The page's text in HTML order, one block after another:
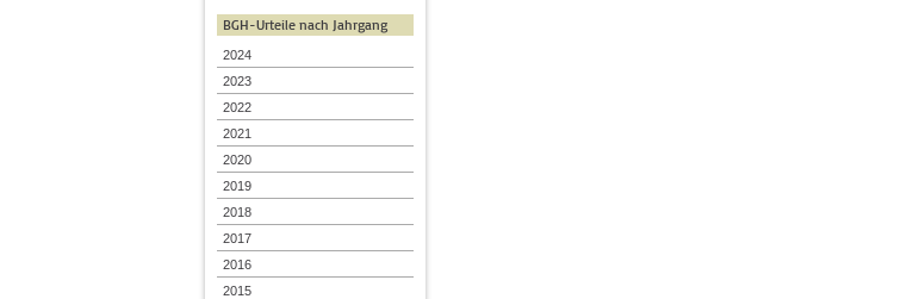
BGH-Urteile nach Jahrgang
2024
2023
2022
2021
2020
2019
2018
2017
2016
2015